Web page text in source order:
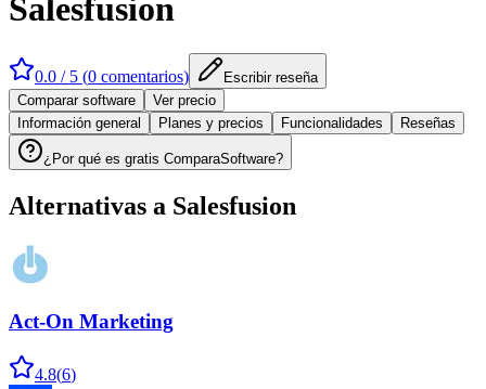
Salesfusion
0.0 / 5 (0 comentarios)
Escribir reseña
Comparar software
Ver precio
Información general
Planes y precios Funcionalidades Reseñas
¿Por qué es gratis ComparaSoftware?
Alternativas a Salesfusion
Act-On Marketing
4.8(6)